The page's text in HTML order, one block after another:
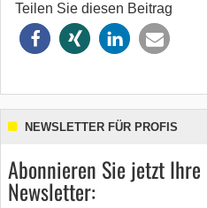
Teilen Sie diesen Beitrag
NEWSLETTER FÜR PROFIS
Abonnieren Sie jetzt
Newsletter: